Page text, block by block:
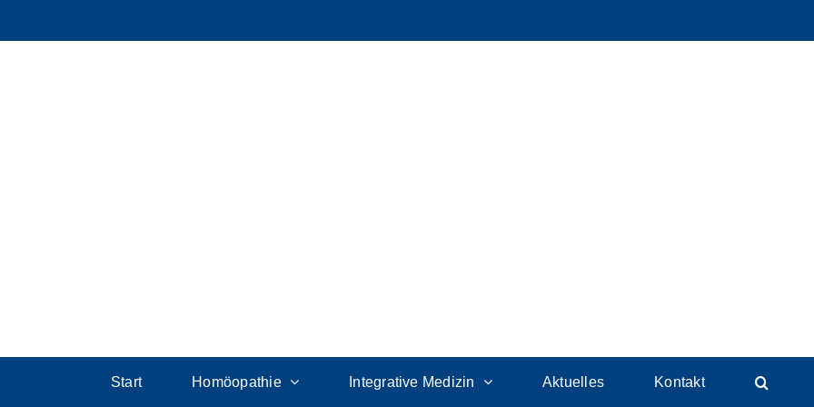
Start Homöopathie Integrative Medizin Aktuelles Kontakt